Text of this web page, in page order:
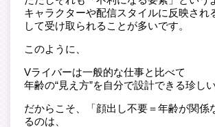
キャラクターや配信スタイルに反映され
して受け取られることが多いです。
このように、
Vライバーは一般的な仕事と比べて
年齢の“見え方”を自分で設計できる珍し
だからこそ、「顔出し不要＝年齢が関係
るのは、